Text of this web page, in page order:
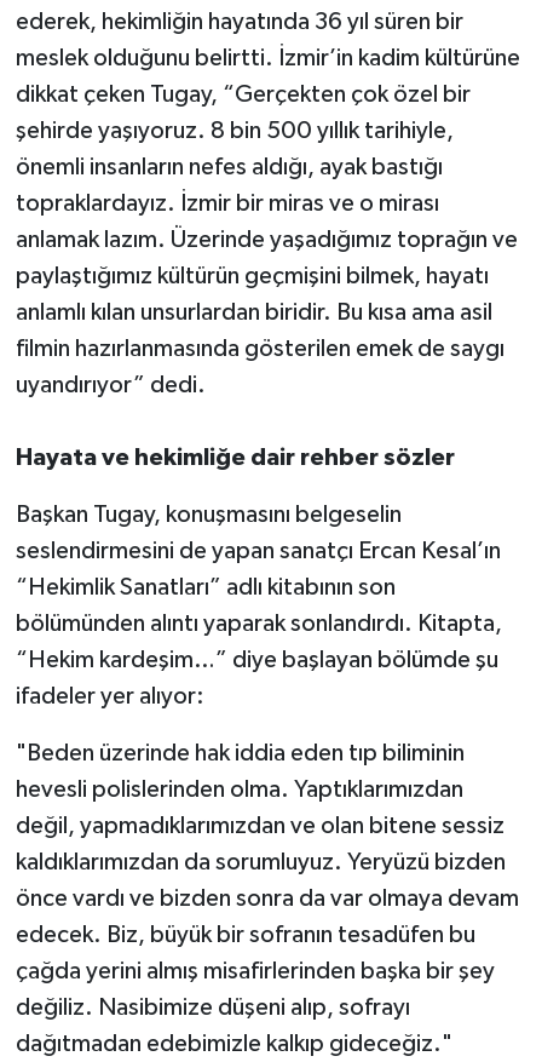
ederek, hekimliğin hayatında 36 yıl süren bir
meslek olduğunu belirtti. İzmir’in kadim kültürüne
dikkat çeken Tugay, “Gerçekten çok özel bir
şehirde yaşıyoruz. 8 bin 500 yıllık tarihiyle,
önemli insanların nefes aldığı, ayak bastığı
topraklardayız. İzmir bir miras ve o mirası
anlamak lazım. Üzerinde yaşadığımız toprağın ve
paylaştığımız kültürün geçmişini bilmek, hayatı
anlamlı kılan unsurlardan biridir. Bu kısa ama asil
filmin hazırlanmasında gösterilen emek de saygı
uyandırıyor” dedi.
Hayata ve hekimliğe dair rehber sözler
Başkan Tugay, konuşmasını belgeselin
seslendirmesini de yapan sanatçı Ercan Kesal’ın
“Hekimlik Sanatları” adlı kitabının son
bölümünden alıntı yaparak sonlandırdı. Kitapta,
“Hekim kardeşim…” diye başlayan bölümde şu
ifadeler yer alıyor:
"Beden üzerinde hak iddia eden tıp biliminin
hevesli polislerinden olma. Yaptıklarımızdan
değil, yapmadıklarımızdan ve olan bitene sessiz
kaldıklarımızdan da sorumluyuz. Yeryüzü bizden
önce vardı ve bizden sonra da var olmaya devam
edecek. Biz, büyük bir sofranın tesadüfen bu
çağda yerini almış misafirlerinden başka bir şey
değiliz. Nasibimize düşeni alıp, sofrayı
dağıtmadan edebimizle kalkıp gideceğiz."